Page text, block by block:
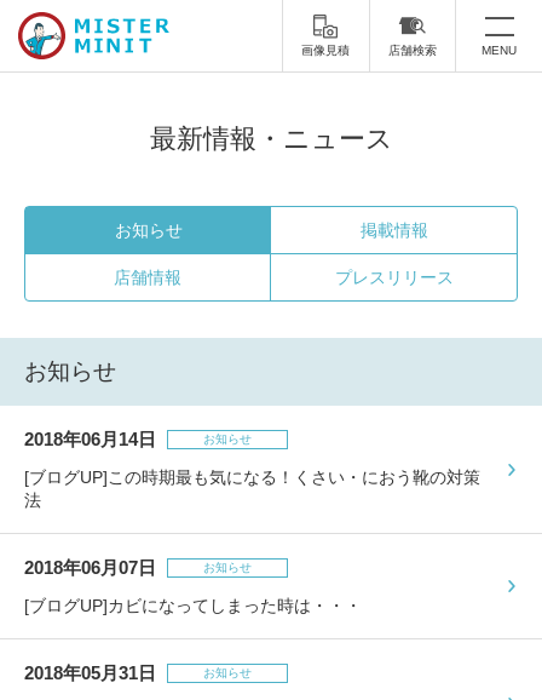
画像見積 店舗検索 MENU
修理サービス・料金
スーツケース修理
カバンの修理
傘修理
印鑑・はんこの作製
店舗を探す
オンライン修理見積もりサービス（配送修理）
最新情報・ニュース
お知らせ 掲載情報
店舗情報 プレスリリース
お知らせ
2018年06月14日 お知らせ
[ブログUP]この時期最も気になる！くさい・におう靴の対策
法
2018年06月07日 お知らせ
[ブログUP]カビになってしまった時は・・・
2018年05月31日 お知らせ